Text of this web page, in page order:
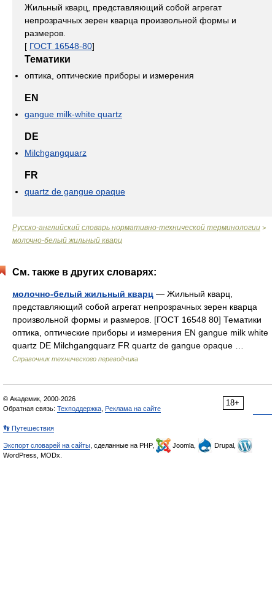
Жильный кварц, представляющий собой агрегат
непрозрачных зерен кварца произвольной формы и
размеров.
[ ГОСТ 16548-80]
Тематики
оптика, оптические приборы и измерения
EN
gangue milk-white quartz
DE
Milchgangquarz
FR
quartz de gangue opaque
Русско-английский словарь нормативно-технической терминологии >
молочно-белый жильный кварц
См. также в других словарях:
молочно-белый жильный кварц — Жильный кварц,
представляющий собой агрегат непрозрачных зерен кварца
произвольной формы и размеров. [ГОСТ 16548 80] Тематики
оптика, оптические приборы и измерения EN gangue milk white
quartz DE Milchgangquarz FR quartz de gangue opaque …
Справочник технического переводчика
18+
© Академик, 2000-2026
Обратная связь: Техподдержка Реклама на сайте
👣 Путешествия
Экспорт словарей на сайты , сделанные на PHP, Joomla,
Drupal,
WordPress, MODx.